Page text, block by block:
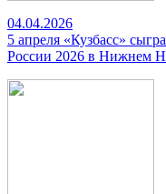
04.04.2026
5 апреля «Кузбасс»
России 2026 в Нижнем